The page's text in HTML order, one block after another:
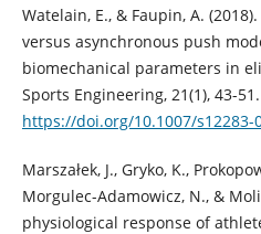
Watelain, E., & Faupin, A.
versus asynchronous push
biomechanical parameters in
Sports Engineering, 21(1), 43-51.
https://doi.org/10.1007/s12283-
Marszałek, J., Gryko, K.,
Morgulec-Adamowicz, N., &
physiological response of